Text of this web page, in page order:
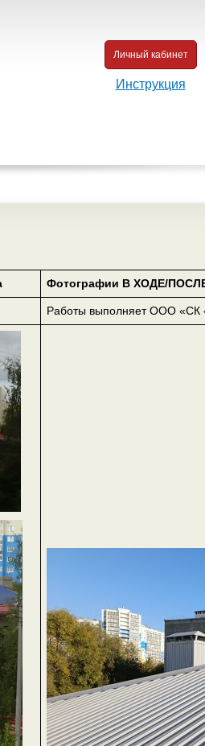
Личный кабинет
Инструкция
Фотографии В ХОДЕ/ПОСЛЕ
Работы выполняет ООО